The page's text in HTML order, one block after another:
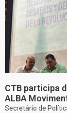
CTB participa
ALBA
Secretário de